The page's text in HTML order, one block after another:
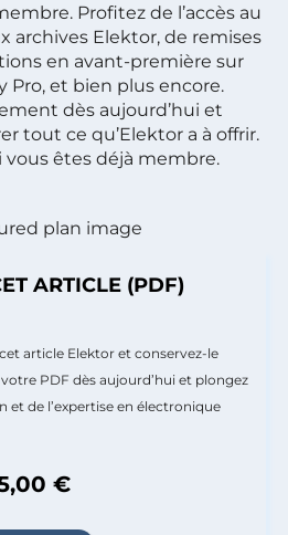
Profitez de l’accès au
archives Elektor, de remises
en avant-première sur
Pro, et bien plus encore.
dès aujourd’hui et
tout ce qu’Elektor a à offrir.
vous êtes déjà membre.
ARTICLE (PDF)
article Elektor et conservez-le
PDF dès aujourd’hui et plongez
et de l’expertise en électronique
€